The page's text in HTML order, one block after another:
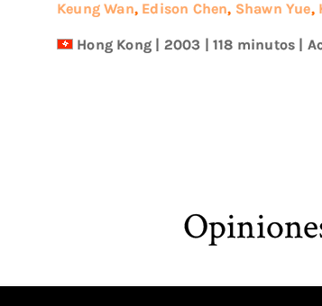
Keung Wan, Edison Chen, Shawn Yue,
Hong Kong | 2003 | 118 minutos |